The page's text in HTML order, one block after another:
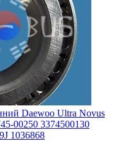
Daewoo Ultra Novus
00250 3374500130
1036868